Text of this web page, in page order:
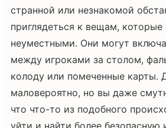
странной или незнакомой
приглядеться к вещам, которые
неуместными. Они могут
между игроками за столом,
колоду или помеченные карты.
маловероятно, но вы даже
что что-то из подобного
уйти и найти более безопасную